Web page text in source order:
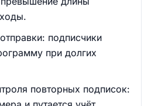
подписчики
при долгих
повторных подписок: